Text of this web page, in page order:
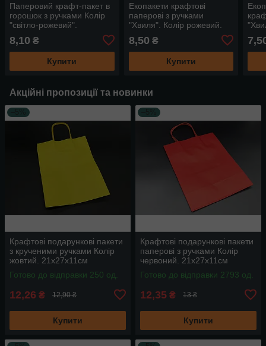
Паперовий крафт-пакет в
горошок з ручками Колір
"світло-рожевий".
8,10 ₴
Купити
Екопакети крафтові
паперові з ручками
"Хвиля". Колір рожевий.
8,50 ₴
Купити
Акційні пропозиції та новинки
Крафтові подарункові пакети
з крученими ручками Колір
жовтий. 21х27х11см
Готово до відправки 250 од.
12,26 ₴ 12,90 ₴
Купити
Крафтові подарункові пакети
паперові з ручками Колір
червоний. 21х27х11см
Готово до відправки 2793 од.
12,35 ₴ 13 ₴
Купити